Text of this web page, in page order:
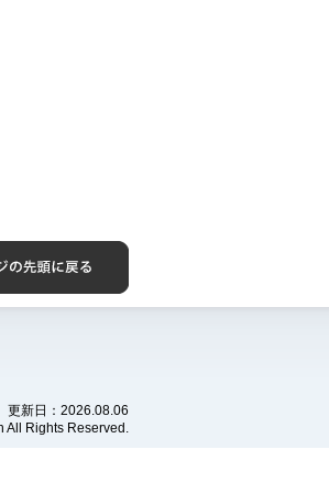
更新日：2026.08.06
All Rights Reserved.